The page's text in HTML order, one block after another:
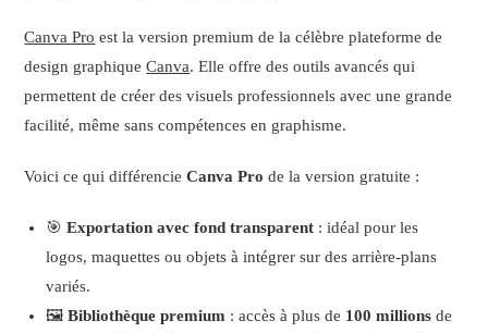
Canva Pro est la version premium de la célèbre plateforme de
design graphiqueCanva. Elle offre des outils avancés qui
permettent de créer des visuels professionnels avec une grande
facilité, même sans compétences en graphisme.
Voici ce qui différencieCanva Pro de la version gratuite :
🎯Exportation avec fond transparent : idéal pour les
logos, maquettes ou objets à intégrer sur des arrière-plans
variés.
🖼️Bibliothèque premium : accès à plus de 100 millions de